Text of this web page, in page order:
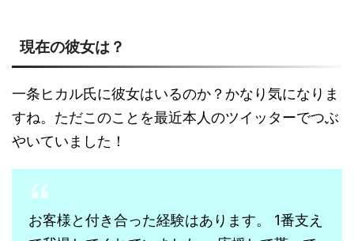
現在の彼女は？
一条ヒカル氏に彼女はいるのか？かなり気になりま
すね。ただこのことを最近本人のツイッターでつぶ
やいていました！
お客様と付き合った経験はあります。 1番支え